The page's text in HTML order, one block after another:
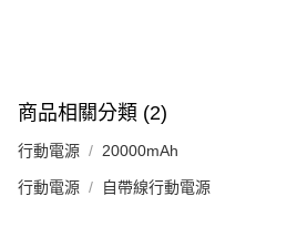
商品相關分類 (2)
行動電源 20000mAh
行動電源 自帶線行動電源